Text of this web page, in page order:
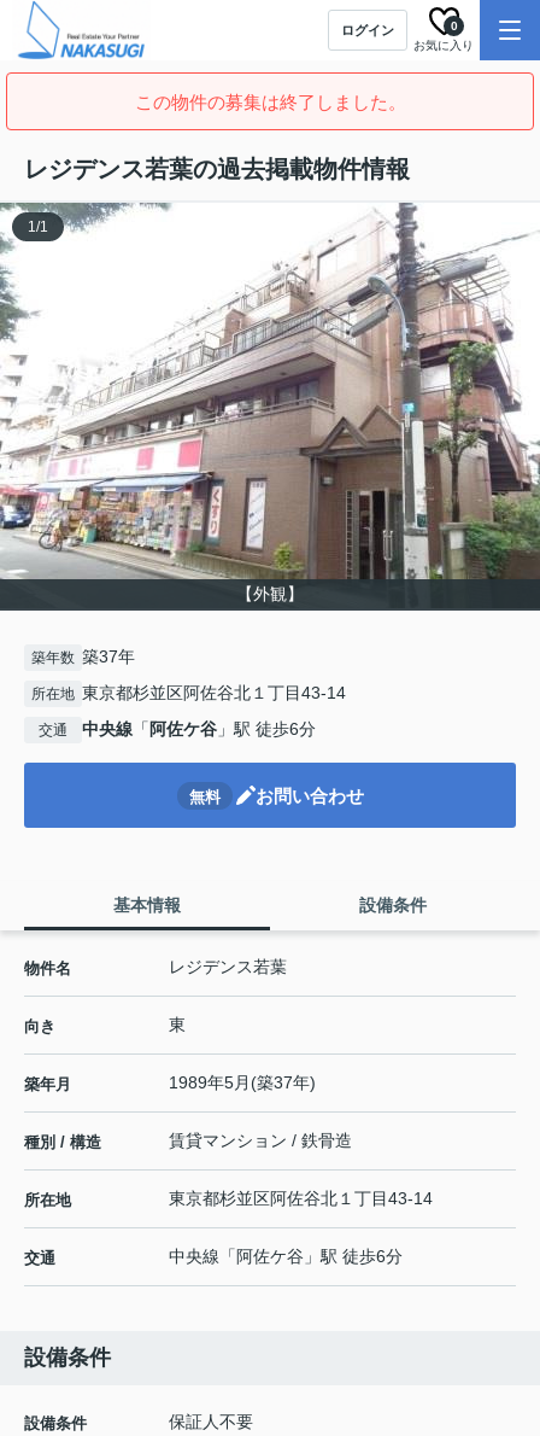
ログイン
お気に入り
0
この物件の募集は終了しました。
レジデンス若葉の過去掲載物件情報
【外観】
1/1
築年数 築37年
所在地 東京都杉並区阿佐谷北１丁目43-14
交通 中央線 「 阿佐ケ谷 」駅 徒歩6分
無料 お問い合わせ
基本情報 設備条件
物件名 レジデンス若葉
向き 東
築年月 1989年5月(築37年)
種別 / 構造 賃貸マンション / 鉄骨造
所在地 東京都杉並区阿佐谷北１丁目43-14
交通 中央線 「 阿佐ケ谷 」駅 徒歩6分
設備条件
設備条件
保証人不要